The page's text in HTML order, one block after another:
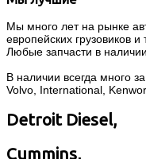
Мы много лет на рынке
европейских грузовиков и
Любые запчасти в
В наличии всегда много
Volvo, International,
Detroit Diesel,
Cummins,